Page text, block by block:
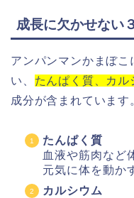
成長に欠かせない
アンパンマンかまぼこ
い、 たんぱく質、カ
成分が含まれています
たんぱく質
血液や筋肉など
元気に体を動か
カルシウム